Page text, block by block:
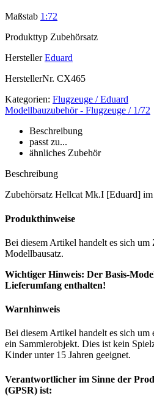
Maßstab 1:72
Produkttyp Zubehörsatz
Hersteller Eduard
HerstellerNr. CX465
Kategorien: Flugzeuge / Eduard
Modellbauzubehör - Flugzeuge / 1/72
Beschreibung
passt zu...
ähnliches Zubehör
Beschreibung
Zubehörsatz Hellcat Mk.I [Eduard]
Produkthinweise
Bei diesem Artikel handelt es sich um
Modellbausatz.
Wichtiger Hinweis: Der Basis-
Lieferumfang enthalten!
Warnhinweis
Bei diesem Artikel handelt es sich
ein Sammlerobjekt. Dies ist kein
Kinder unter 15 Jahren geeignet.
Verantwortlicher im Sinne der
(GPSR) ist: